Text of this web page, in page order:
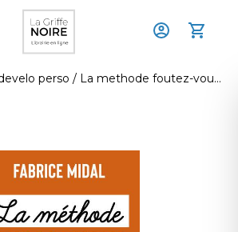
perso La methode foutez-vous la paix ! 80 exercices pour retrouver la joie de vivre